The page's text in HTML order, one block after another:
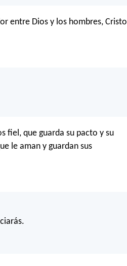
entre Dios y los hombres, Cristo
fiel, que guarda su pacto y su
le aman y guardan sus